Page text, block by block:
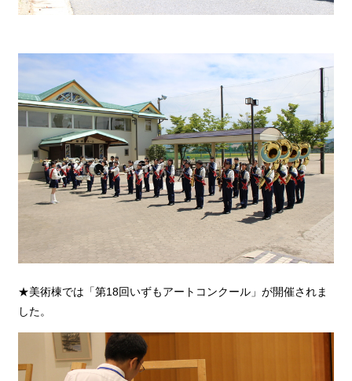
★美術棟では「第18回いずもアートコンクール」が開催されま
した。